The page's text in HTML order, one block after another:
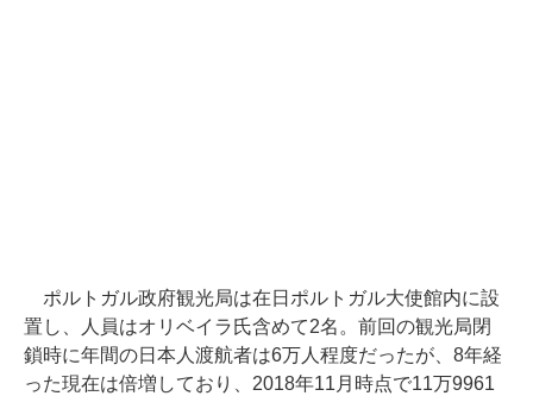
ポルトガル政府観光局は在日ポルトガル大使館内に設
置し、人員はオリベイラ氏含めて2名。前回の観光局閉
鎖時に年間の日本人渡航者は6万人程度だったが、8年経
った現在は倍増しており、2018年11月時点で11万9961